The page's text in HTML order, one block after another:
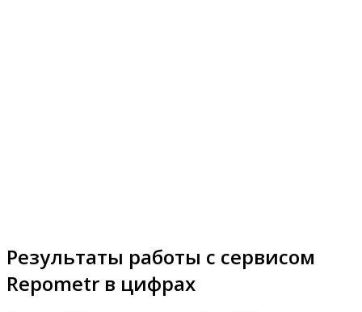
Результаты работы с сервисом
Repometr в цифрах